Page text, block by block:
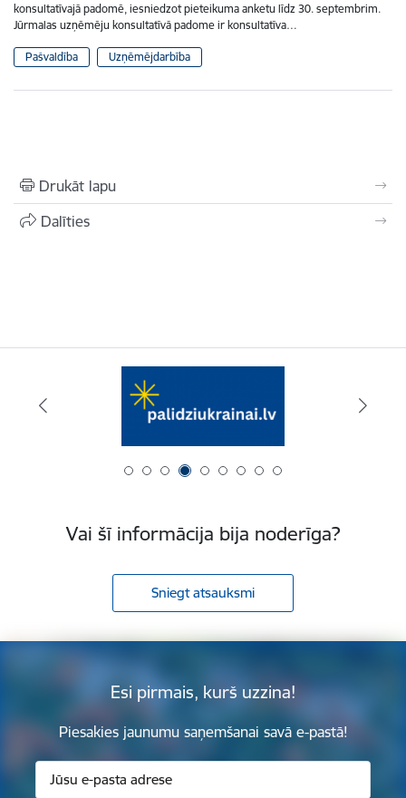
konsultatīvajā padomē, iesniedzot pieteikuma anketu līdz 30. septembrim.
Jūrmalas uzņēmēju konsultatīvā padome ir konsultatīva…
Pašvaldība Uzņēmējdarbība
Drukāt lapu
Dalīties
Vai šī informācija bija noderīga?
Sniegt atsauksmi
Esi pirmais, kurš uzzina!
Piesakies jaunumu saņemšanai savā e-pastā!